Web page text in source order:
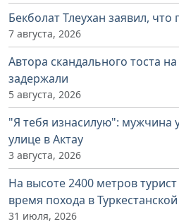
Бекболат Тлеухан заявил,
7 августа, 2026
Автора скандального тоста
задержали
5 августа, 2026
"Я тебя изнасилую": мужчина
улице в Актау
3 августа, 2026
На высоте 2400 метров
время похода в
31 июля, 2026